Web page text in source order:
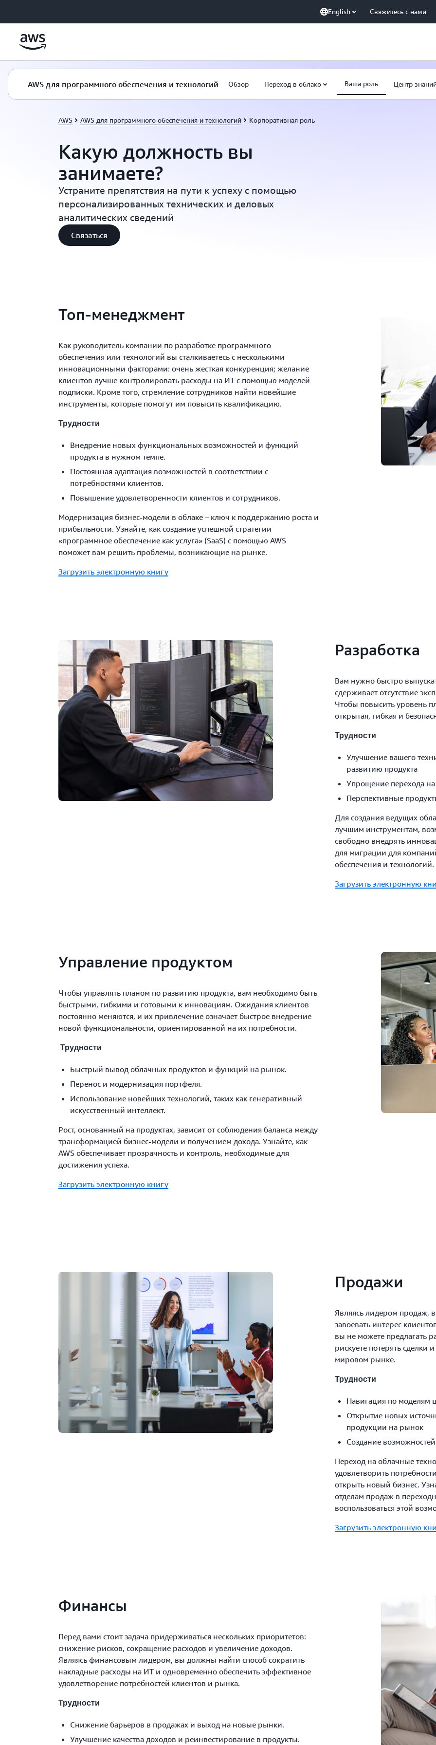
English Свяжитесь с нами
AWS для программного обеспечения и технологий Обзор Переход в облако Ваша роль Центр
AWS AWS для программного обеспечения и технологий Корпоративная роль
Какую должность вы
занимаете?
Устраните препятствия на пути к успеху с помощью
персонализированных технических и деловых
аналитических сведений
Связаться
Топ-менеджмент
Как руководитель компании по разработке программного
обеспечения или технологий вы сталкиваетесь с несколькими
инновационными факторами: очень жесткая конкуренция; желание
клиентов лучше контролировать расходы на ИТ с помощью моделей
подписки. Кроме того, стремление сотрудников найти новейшие
инструменты, которые помогут им повысить квалификацию.
Трудности
Внедрение новых функциональных возможностей и функций
продукта в нужном темпе.
Постоянная адаптация возможностей в соответствии с
потребностями клиентов.
Повышение удовлетворенности клиентов и сотрудников.
Модернизация бизнес-модели в облаке – ключ к поддержанию роста и
прибыльности. Узнайте, как создание успешной стратегии
«программное обеспечение как услуга» (SaaS) с помощью AWS
поможет вам решить проблемы, возникающие на рынке.
Загрузить электронную книгу
Разработка
Вам нужно быстро
сдерживает отсутствие
Чтобы повысить уровень
открытая, гибкая и
Трудности
Улучшение вашего
развитию продукта
Упрощение перехода на
Перспективные
Для создания ведущих
лучшим инструментам,
свободно внедрять
для миграции для
обеспечения и технологий.
Загрузить электронную
Управление продуктом
Чтобы управлять планом по развитию продукта, вам необходимо быть
быстрыми, гибкими и готовыми к инновациям. Ожидания клиентов
постоянно меняются, и их привлечение означает быстрое внедрение
новой функциональности, ориентированной на их потребности.
Трудности
Быстрый вывод облачных продуктов и функций на рынок.
Перенос и модернизация портфеля.
Использование новейших технологий, таких как генеративный
искусственный интеллект.
Рост, основанный на продуктах, зависит от соблюдения баланса между
трансформацией бизнес-модели и получением дохода. Узнайте, как
AWS обеспечивает прозрачность и контроль, необходимые для
достижения успеха.
Загрузить электронную книгу
Продажи
Являясь лидером продаж,
завоевать интерес
вы не можете предлагать
рискуете потерять сделки
мировом рынке.
Трудности
Навигация по моделям
Открытие новых
продукции на рынок
Создание
Переход на облачные
удовлетворить
открыть новый бизнес.
отделам продаж в
воспользоваться этой
Загрузить электронную
Финансы
Перед вами стоит задача придерживаться нескольких приоритетов:
снижение рисков, сокращение расходов и увеличение доходов.
Являясь финансовым лидером, вы должны найти способ сократить
накладные расходы на ИТ и одновременно обеспечить эффективное
удовлетворение потребностей клиентов и рынка.
Трудности
Снижение барьеров в продажах и выход на новые рынки.
Улучшение качества доходов и реинвестирование в продукты.